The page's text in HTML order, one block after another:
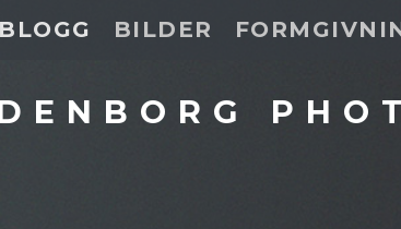
BLOGG BILDER